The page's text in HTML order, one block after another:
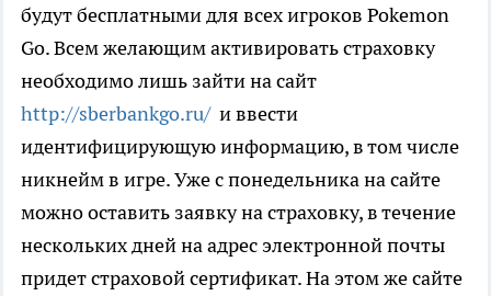
будут бесплатными для всех игроков Pokemon
Go. Всем желающим активировать страховку
необходимо лишь зайти на сайт
http://sberbankgo.ru/и ввести
идентифицирующую информацию, в том числе
никнейм в игре. Уже с понедельника на сайте
можно оставить заявку на страховку, в течение
нескольких дней на адрес электронной почты
придет страховой сертификат. На этом же сайте